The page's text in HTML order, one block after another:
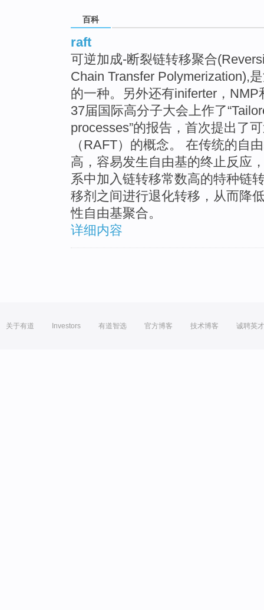
百科
raft
可逆加成-断裂链转移聚合
Chain Transfer Polymerization),
的一种。另外还有iniferter，
37届国际高分子大会上作了
processes”的报告，首次提出了
（RAFT）的概念。 在传统的自
高，容易发生自由基的终止反应
系中加入链转移常数高的特种链
移剂之间进行退化转移，从而降
性自由基聚合。
详细内容
关于有道 Investors 有道智选 官方博客 技术博客 诚聘英才